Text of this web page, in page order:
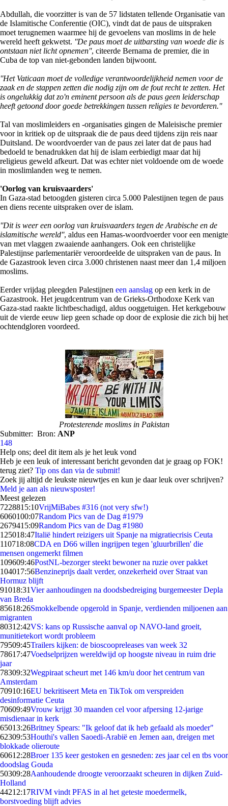
Abdullah, die voorzitter is van de 57 lidstaten tellende Organisatie van
de Islamitische Conferentie (OIC), vindt dat de paus de uitspraken
moet terugnemen waarmee hij de gevoelens van moslims in de hele
wereld heeft gekwetst. ''De paus moet de uitbarsting van woede die is
ontstaan niet licht opnemen'', citeerde Bernama de premier, die in
Cuba de top van niet-gebonden landen bijwoont.
''Het Vaticaan moet de volledige verantwoordelijkheid nemen voor de
zaak en de stappen zetten die nodig zijn om de fout recht te zetten. Het
is ongelukkig dat zo'n eminent persoon als de paus geen leiderschap
heeft getoond door goede betrekkingen tussen religies te bevorderen.''
Tal van moslimleiders en -organisaties gingen de Maleisische premier
voor in kritiek op de uitspraak die de paus deed tijdens zijn reis naar
Duitsland. De woordvoerder van de paus zei later dat de paus had
bedoeld te benadrukken dat hij de islam eerbiedigt maar dat hij
religieus geweld afkeurt. Dat was echter niet voldoende om de woede
in moslimlanden weg te nemen.
'Oorlog van kruisvaarders'
In Gaza-stad betoogden gisteren circa 5.000 Palestijnen tegen de paus
en diens recente uitspraken over de islam.
''Dit is weer een oorlog van kruisvaarders tegen de Arabische en de
islamitische wereld'', aldus een Hamas-woordvoerder voor een menigte
van met vlaggen zwaaiende aanhangers. Ook een christelijke
Palestijnse parlementariër veroordeelde de uitspraken van de paus. In
de Gazastrook leven circa 3.000 christenen naast meer dan 1,4 miljoen
moslims.
Eerder vrijdag pleegden Palestijnen een aanslag op een kerk in de
Gazastrook. Het jeugdcentrum van de Grieks-Orthodoxe Kerk van
Gaza-stad raakte lichtbeschadigd, aldus ooggetuigen. Het kerkgebouw
uit de vierde eeuw liep geen schade op door de explosie die zich bij het
ochtendgloren voordeed.
Protesterende moslims in Pakistan
Submitter: Bron: ANP
148
Help ons; deel dit item als je het leuk vond
Heb je een leuk of interessant bericht gevonden dat je graag op FOK!
terug ziet? Tip ons dan via de submit!
Zoek jij altijd de leukste nieuwtjes en kun je daar leuk over schrijven?
Meld je aan als nieuwsposter!
Meest gelezen
7228815:10VrijMiBabes #316 (not very sfw!)
6060100:07Random Pics van de Dag #1979
2679415:09Random Pics van de Dag #1980
125018:47Italië hindert reizigers uit Spanje na migratiecrisis Ceuta
110718:08CDA en D66 willen ingrijpen tegen 'gluurbrillen' die
mensen ongemerkt filmen
109609:46PostNL-bezorger steekt bewoner na ruzie over pakket
104017:56Benzineprijs daalt verder, onzekerheid over Straat van
Hormuz blijft
91018:31Vier aanhoudingen na doodsbedreiging burgemeester Depla
van Breda
85618:26Smokkelbende opgerold in Spanje, verdienden miljoenen aan
migranten
80312:42VS: kans op Russische aanval op NAVO-land groeit,
munitietekort wordt probleem
79509:45Trailers kijken: de bioscoopreleases van week 32
78617:47Voedselprijzen wereldwijd op hoogste niveau in ruim drie
jaar
78309:32Wegpiraat scheurt met 146 km/u door het centrum van
Amsterdam
70910:16EU bekritiseert Meta en TikTok om verspreiden
desinformatie Ceuta
70609:49Vrouw krijgt 30 maanden cel voor afpersing 12-jarige
misdienaar in kerk
65013:26Britney Spears: "Ik geloof dat ik heb gefaald als moeder"
62309:53Houthi's vallen Saoedi-Arabië en Jemen aan, dreigen met
blokkade olieroute
60612:28Broer 135 keer gestoken en gesneden: zes jaar cel en tbs voor
doodslag Gouda
50309:28Aanhoudende droogte veroorzaakt scheuren in dijken Zuid-
Holland
44212:17RIVM vindt PFAS in al het geteste moedermelk,
borstvoeding blijft advies